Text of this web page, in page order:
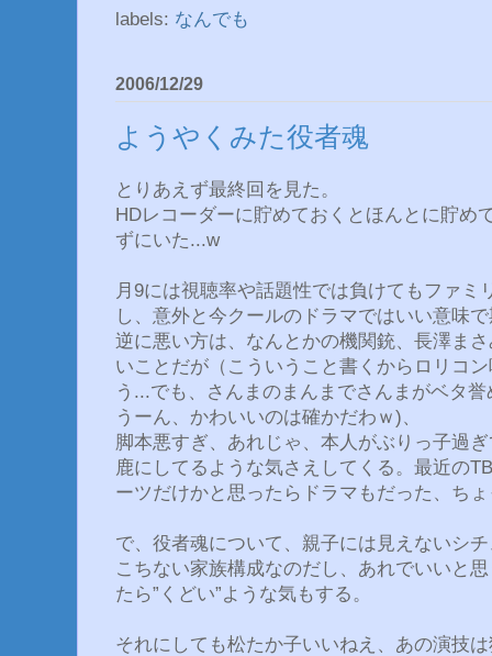
labels: なんでも
2006/12/29
ようやくみた役者魂
とりあえず最終回を見た。
HDレコーダーに貯めておくとほんとに貯め
ずにいた...w
月9には視聴率や話題性では負けてもファミ
し、意外と今クールのドラマではいい意味
逆に悪い方は、なんとかの機関銃、長澤ま
いことだが（こういうこと書くからロリコ
う...でも、さんまのまんまでさんまがベタ
うーん、かわいいのは確かだわｗ)、
脚本悪すぎ、あれじゃ、本人がぶりっ子過
鹿にしてるような気さえしてくる。最近の
ーツだけかと思ったらドラマもだった、ち
で、役者魂について、親子には見えないシ
こちない家族構成なのだし、あれでいいと
たら”くどい”ような気もする。
それにしても松たか子いいねえ、あの演技